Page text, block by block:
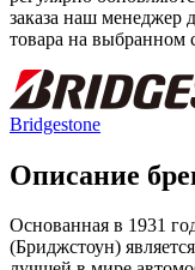
заказа наш менеджер
товара на выбранном
Bridgestone
Описание
Основанная в 1931
(Бриджстоун)